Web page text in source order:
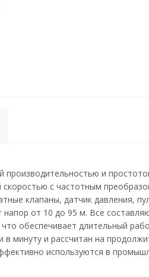
производительностью и
с частотным
клапаны, датчик давления,
от 10 до 95 м. Все
обеспечивает длительный
минуту и рассчитан на
используются в